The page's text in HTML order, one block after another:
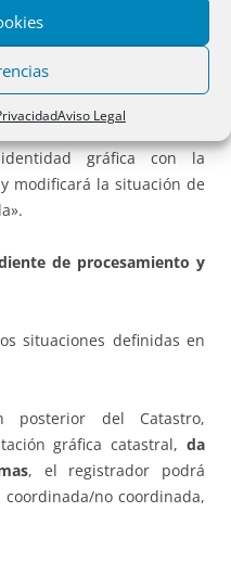
Aviso Legal
la nueva representación
gráfica con la
modificará la situación de
de procesamiento y
situaciones definidas en
posterior del Catastro,
gráfica catastral, da
, el registrador podrá
no coordinada,